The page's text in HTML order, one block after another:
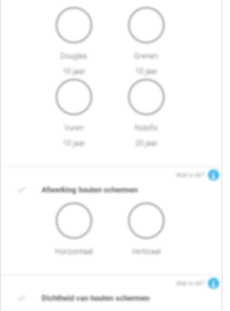
Douglas
10 jaar
Grenen
10 jaar
Vuren
10 jaar
Nobifix
20 jaar
Wat is dit?
Afwerking houten schermen
Horizontaal Verticaal
Wat is dit?
Dichtheid van houten schermen